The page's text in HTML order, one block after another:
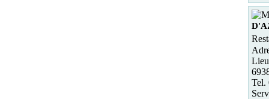
Tel.